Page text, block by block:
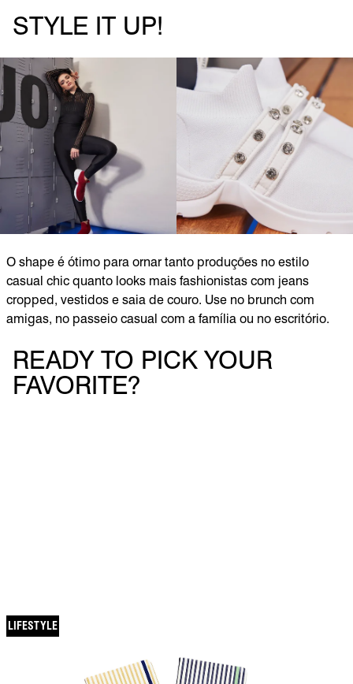
STYLE IT UP!
O shape é ótimo para ornar tanto produções no estilo
casual chic quanto looks mais fashionistas com jeans
cropped, vestidos e saia de couro. Use no brunch com
amigas, no passeio casual com a família ou no escritório.
READY TO PICK YOUR
FAVORITE?
LIFESTYLE